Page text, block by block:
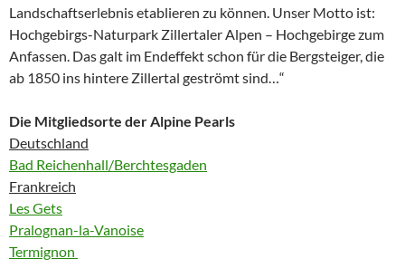
Landschaftserlebnis etablieren zu können. Unser Motto ist:
Hochgebirgs-Naturpark Zillertaler Alpen – Hochgebirge zum
Anfassen. Das galt im Endeffekt schon für die Bergsteiger, die
ab 1850 ins hintere Zillertal geströmt sind…“
Die Mitgliedsorte der Alpine Pearls
Deutschland
Bad Reichenhall/Berchtesgaden
Frankreich
Les Gets
Pralognan-la-Vanoise
Termignon